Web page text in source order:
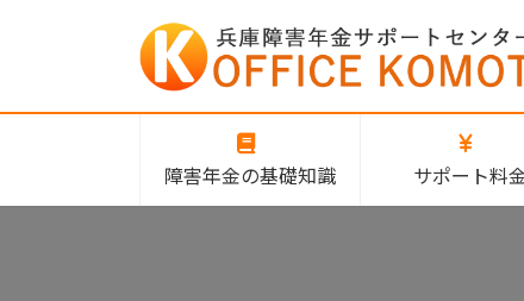
キ
に
障害年金の基礎知識 サポート料